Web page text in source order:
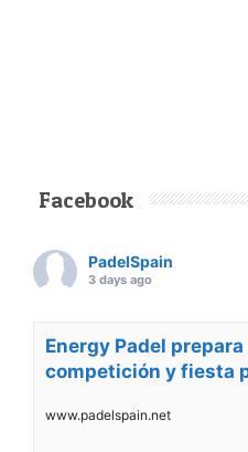
Facebook
PadelSpain
3 days ago
Energy Padel
competición y fiesta
www.padelspain.net